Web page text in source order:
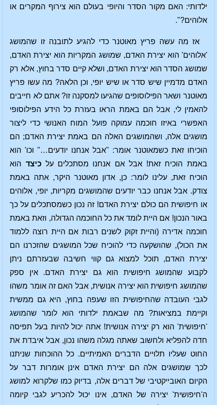
ילדותי: האם מקור הסדר והיופי בעולם הוא צירוף המקרים או
אלוהים?".
אז מה עשה פריץ מאוטנר כדי להגיע לתובנה זו שהמושג
'אלוהים' הוא יצירת האדם, שמושג המקריות הוא יצירת האדם,
שמושג הסדר הוא יצירת האדם, ושלא קיים סדר בחוץ, אלא רק
האדם מדמיין שיש סדר או שיש יופי, וכן הלאה? מה עשו פריץ
מאוטנר ושאר הפילוסופים שהגיעו למסקנה זו? אתם לא חייבים
להאמין לי, אבל הם באמת הראו בעזרת כל הידע הפילוסופי
האפשרי באיזו חוכמה עמוקה פועל המוח האנושי כדי ליצור
מושגים אלה, ושהמושגים האלה הם באמת יצירת האדם; הם
הוכיחו זאת כשמאוטנר אומר: "אבל אנחנו יודעים…" וכו' הוא
באמת הוכיח זאת! אבל אם אנחנו מסתכלים על כיצד הוא
הוכיח זאת, עלינו לומר: כן, אדון מאוטנר היקר, אתה באמת
צודק. אבל אנחנו כבר יודעים שהמושגים מקריות, יופי, אלוהים
או חיפושית הם כולם יצירת האדם! זה נכון כשמסתכלים על כך
באור הנכון! אם היית לומד את כל החוכמה הגדולה, וזאת באמת
חוכמה אדירה (והיית זקוק לשנים רבות אם היית רוצה ללמוד
את הכול), שהושקעה כדי להוכיח שכל המושגים שהזכרנו הם
יצירת האדם, תוכל למצוא גם קווי חשיבה שבעזרתם ניתן
לקבוע שהמושג חיפושית הוא גם יצירת האדם. אין ספק
שהמושג חיפושית הוא יצירה אנושית, אבל האם זה אומר משהו
לגבי העובדה שהחיפושית הזו שעפה בחוץ, היא גם ממשית
וקיימת במציאות? מה שבאמת ילדותי הוא לומר שהמושג
'חיפושית' הוא רק יצירה אנושית! אתה יכול להיות בעל תפיסה
חדה להפליא ולחשוב שאתה מגלה משהו נכון, אבל איבדת את
החוט שעליו תלויים הדברים האמיתיים. כל ההוכחות שניתנו
לכך שמושגים אלה הם יצירת האדם אינן אומרות דבר על
הקיום האובייקטיבי של דברים אלה, בדיוק כמו שלקרוא למושג
ה'חיפושית' יצירה של האדם, אינו יכול להכריע לגבי קיומה